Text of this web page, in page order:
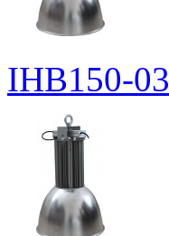
IHB150-03